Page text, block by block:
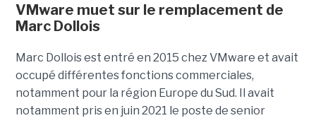
VMware muet sur le remplacement de
Marc Dollois
Marc Dollois est entré en 2015 chez VMware et avait
occupé différentes fonctions commerciales,
notamment pour la région Europe du Sud. Il avait
notamment pris en juin 2021 le poste de senior